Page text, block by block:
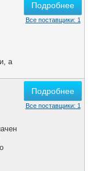
а
Подробнее
Все поставщики: 1
Подробнее
Все поставщики: 1